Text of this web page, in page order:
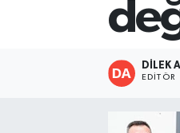
DİLEK
EDITÖR